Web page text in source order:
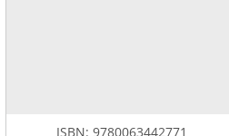
ISBN: 9780063442771